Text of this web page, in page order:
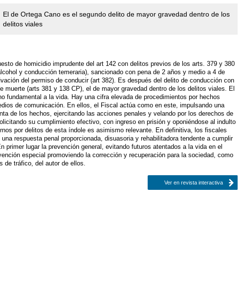
El de Ortega Cano es el segundo delito de mayor gravedad dentro de los
delitos viales
de homicidio imprudente del art 142 con delitos previos de los arts. 379 y 380
y conducción temeraria), sancionado con pena de 2 años y medio a 4 de
del permiso de conducir (art 382). Es después del delito de conducción con
muerte (arts 381 y 138 CP), el de mayor gravedad dentro de los delitos viales. El
fundamental a la vida. Hay una cifra elevada de procedimientos por hechos
de comunicación. En ellos, el Fiscal actúa como en este, impulsando una
de los hechos, ejercitando las acciones penales y velando por los derechos de
su cumplimiento efectivo, con ingreso en prisión y oponiéndose al indulto
por delitos de esta índole es asimismo relevante. En definitiva, los fiscales
respuesta penal proporcionada, disuasoria y rehabilitadora tendente a cumplir
primer lugar la prevención general, evitando futuros atentados a la vida en el
especial promoviendo la corrección y recuperación para la sociedad, como
de tráfico, del autor de ellos.
Ver en revista interactiva